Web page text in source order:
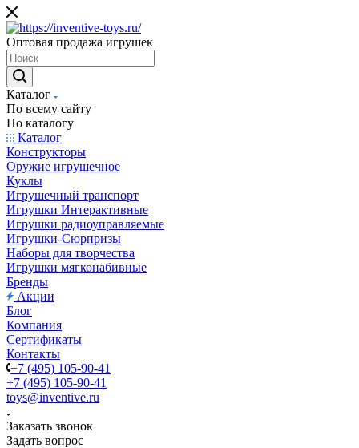
Оптовая продажа игрушек
Каталог
По всему сайту
По каталогу
Каталог
Конструкторы
Оружие игрушечное
Куклы
Игрушечный транспорт
Игрушки Интерактивные
Игрушки радиоуправляемые
Игрушки-Сюрпризы
Наборы для творчества
Игрушки мягконабивные
Бренды
Акции
Блог
Компания
Сертификаты
Контакты
+7 (495) 105-90-41
+7 (495) 105-90-41
toys@inventive.ru
Заказать звонок
Задать вопрос